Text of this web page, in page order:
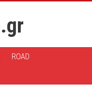
ROAD